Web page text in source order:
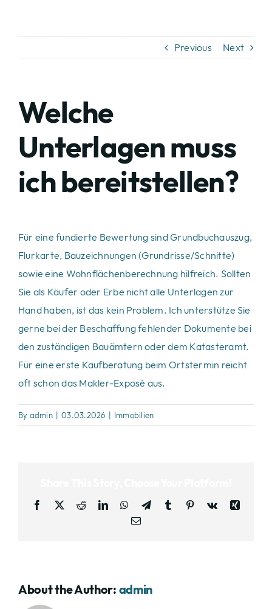
Previous Next
Welche
Unterlagen muss
ich bereitstellen?
Für eine fundierte Bewertung sind Grundbuchauszug,
Flurkarte, Bauzeichnungen (Grundrisse/Schnitte)
sowie eine Wohnflächenberechnung hilfreich. Sollten
Sie als Käufer oder Erbe nicht alle Unterlagen zur
Hand haben, ist das kein Problem. Ich unterstütze Sie
gerne bei der Beschaffung fehlender Dokumente bei
den zuständigen Bauämtern oder dem Katasteramt.
Für eine erste Kaufberatung beim Ortstermin reicht
oft schon das Makler-Exposé aus.
By admin 03.03.2026 Immobilien
Facebook
X RedditLinkedInWhatsApp
TelegramTumblr Pinterest
Vk
Xing
Email
About the Author: admin